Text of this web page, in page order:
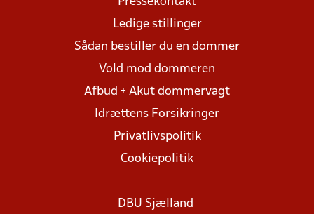
Ledige stillinger
Sådan bestiller du en dommer
Vold mod dommeren
Afbud + Akut dommervagt
Idrættens Forsikringer
Privatlivspolitik
Cookiepolitik
DBU Sjælland